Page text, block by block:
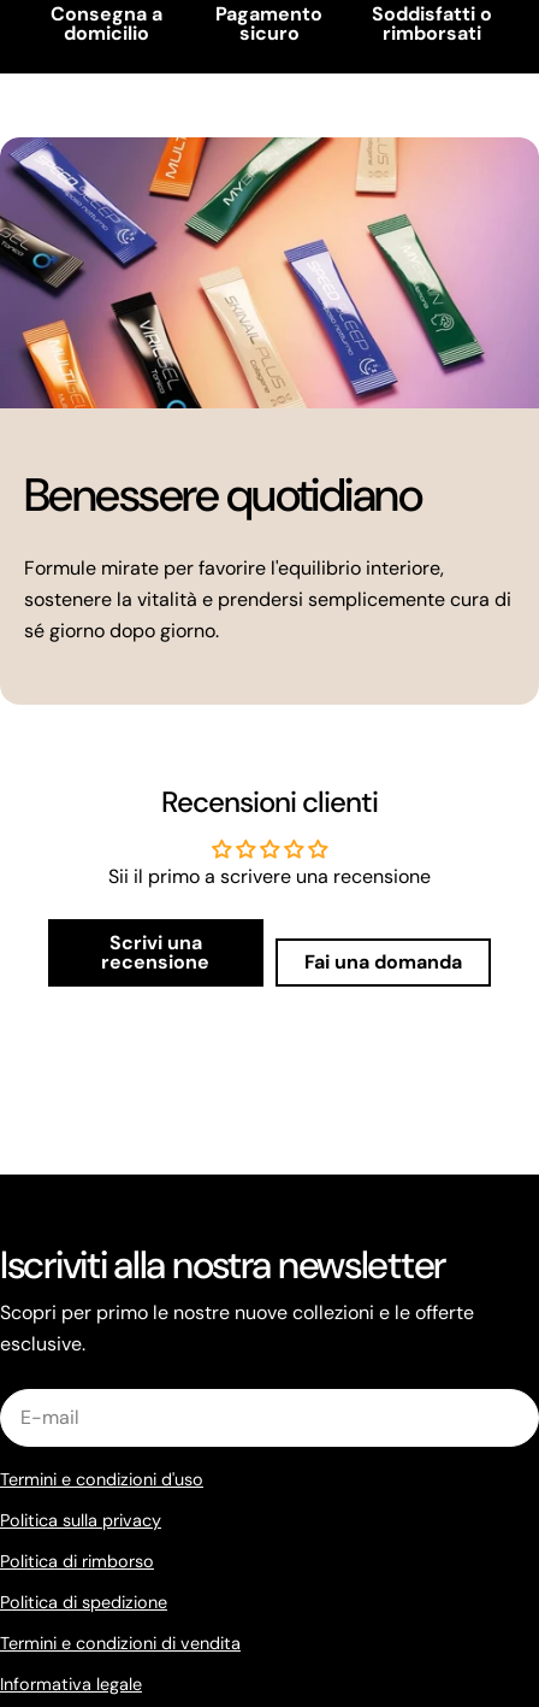
Consegna a
domicilio
Pagamento
sicuro
Soddisfatti o
rimborsati
Benessere quotidiano
Formule mirate per favorire l'equilibrio interiore,
sostenere la vitalità e prendersi semplicemente cura di
sé giorno dopo giorno.
Recensioni clienti
Sii il primo a scrivere una recensione
Scrivi una
recensione Fai una domanda
Iscriviti alla nostra newsletter
Scopri per primo le nostre nuove collezioni e le offerte
esclusive.
E-
mail
Termini e condizioni d'uso
Politica sulla privacy
Politica di rimborso
Politica di spedizione
Termini e condizioni di vendita
Informativa legale